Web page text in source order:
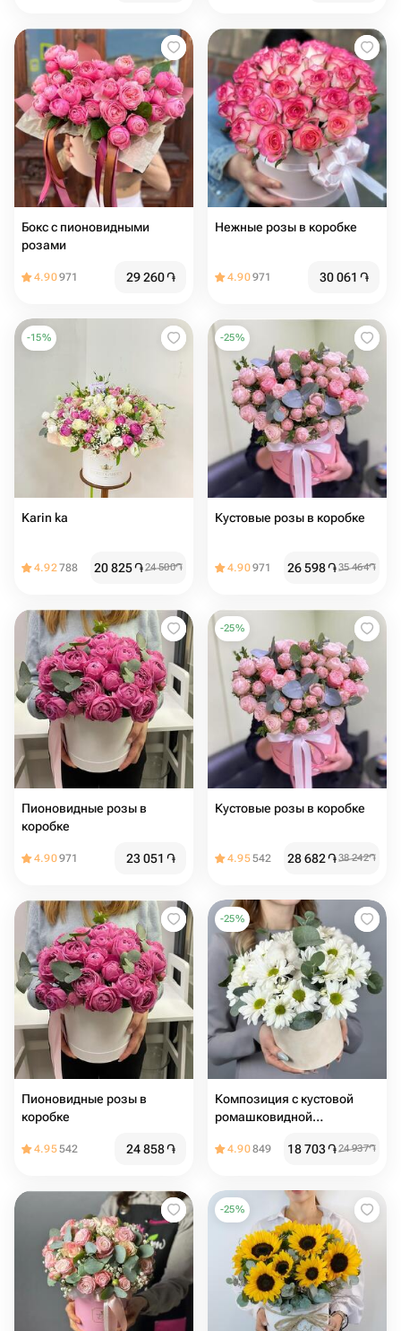
Бокс с пионовидными
розами
4.90971 29 260֏
Нежные розы в коробке
4.90971 30 061 ֏
-15%
Karin ka
4.92788 20 825֏24 500֏
-25%
Кустовые розы в коробке
4.90971 26 598֏35 464֏
Пионовидные розы в
коробке
4.90971 23 051 ֏
-25%
Кустовые розы в коробке
4.95542 28 682֏38 242֏
Пионовидные розы в
коробке
4.95542 24 858֏
-25%
Композиция с кустовой
ромашковидной
хлопком в бархатной
4.90849 18 703֏24 937֏
-25%